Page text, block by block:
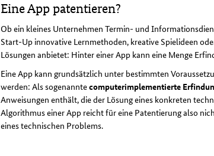
Eine App patentieren?
Ob ein kleines Unternehmen Termin- und
Start-Up innovative Lernmethoden, kreative Spielideen
Lösungen anbietet: Hinter einer App kann eine Menge
Eine App kann grundsätzlich unter bestimmten
werden: Als sogenanntecomputerimplementierte
Anweisungen enthält, die der Lösung eines konkreten
Algorithmus einer App reicht für eine Patentierung also
eines technischen Problems.